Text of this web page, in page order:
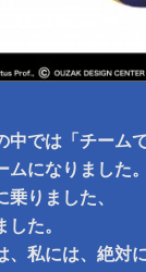
中では「チーム
ムになりました
りました、
した。
、私には、絶対